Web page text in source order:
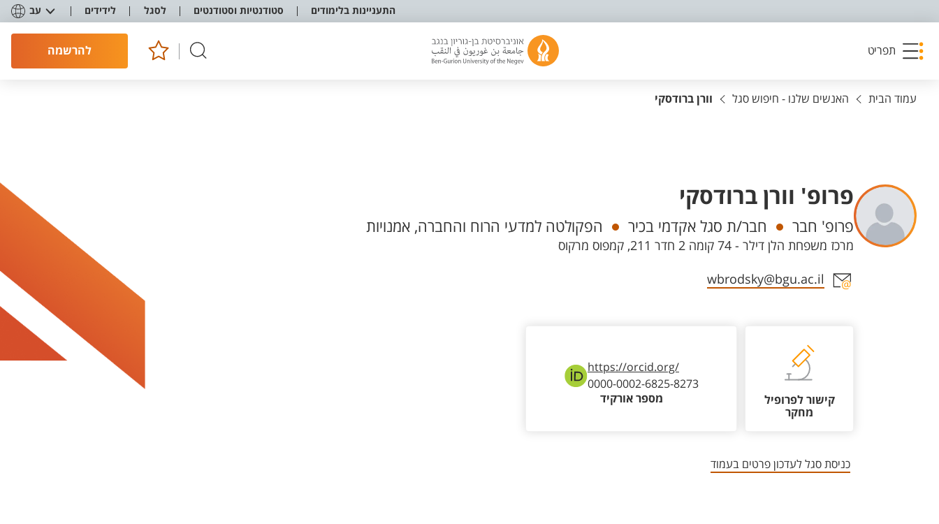
התעניינות בלימודים סטודנטיות וסטודנטים לסגל לידידים עב
תפריט להרשמה
עמוד הבית האנשים שלנו - חיפוש סגל וורן ברודסקי
פרופ' וורן ברודסקי
יחידות
פרופ' חבר חבר/ת סגל אקדמי בכיר הפקולטה למדעי הרוח והחברה, אמנויות
מרכז משפחת הלן דילר - 74 קומה 2 חדר 211, קמפוס מרקוס
אזור צור קשר עם איש הסגל
wbrodsky@bgu.ac.il
קישור לפרופיל
מחקר
https://orcid.org/
0000-0002-6825-8273
מספר אורקיד
כניסת סגל לעדכון פרטים בעמוד